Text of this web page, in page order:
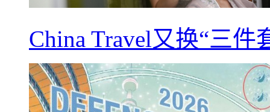
China Travel又换“三